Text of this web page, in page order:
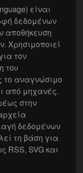
είναι
δεδομένων
αποθήκευση
Χρησιμοποιεί
τον
του
το αναγνώσιμο
από μηχανές.
στην
δεδομένων
τη βάση για
SVG και